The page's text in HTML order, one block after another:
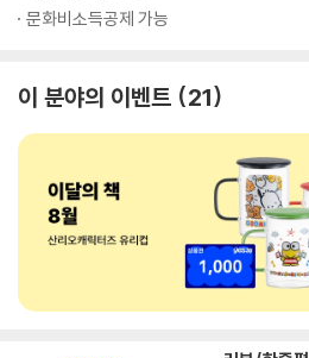
문화비소득공제 가능
이 분야의 이벤트 21